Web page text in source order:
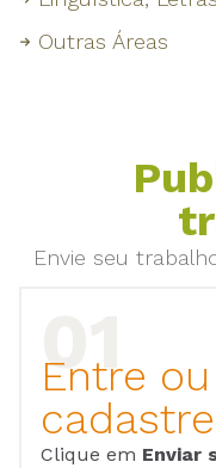
Outras Áreas
Envie seu
Entre ou
Clique em Enviar